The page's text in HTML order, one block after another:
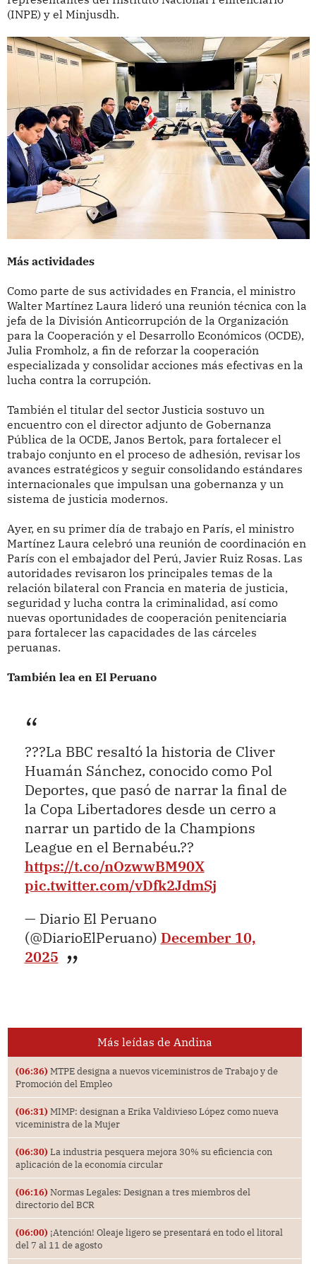
(INPE) y el Minjusdh.
Más actividades
Como parte de sus actividades en Francia, el ministro
Walter Martínez Laura lideró una reunión técnica con la
jefa de la División Anticorrupción de la Organización
para la Cooperación y el Desarrollo Económicos (OCDE),
Julia Fromholz, a fin de reforzar la cooperación
especializada y consolidar acciones más efectivas en la
lucha contra la corrupción.
También el titular del sector Justicia sostuvo un
encuentro con el director adjunto de Gobernanza
Pública de la OCDE, Janos Bertok, para fortalecer el
trabajo conjunto en el proceso de adhesión, revisar los
avances estratégicos y seguir consolidando estándares
internacionales que impulsan una gobernanza y un
sistema de justicia modernos.
Ayer, en su primer día de trabajo en París, el ministro
Martínez Laura celebró una reunión de coordinación en
París con el embajador del Perú, Javier Ruiz Rosas. Las
autoridades revisaron los principales temas de la
relación bilateral con Francia en materia de justicia,
seguridad y lucha contra la criminalidad, así como
nuevas oportunidades de cooperación penitenciaria
para fortalecer las capacidades de las cárceles
peruanas.
También lea en El Peruano
???La BBC resaltó la historia de Cliver
Huamán Sánchez, conocido como Pol
Deportes, que pasó de narrar la final de
la Copa Libertadores desde un cerro a
narrar un partido de la Champions
League en el Bernabéu.??
https://t.co/nOzwwBM90X
pic.twitter.com/vDfk2JdmSj
— Diario El Peruano
(@DiarioElPeruano) December 10,
2025
Más leídas de Andina
(06:36) MTPE designa a nuevos viceministros de Trabajo y de
Promoción del Empleo
(06:31) MIMP: designan a Erika Valdivieso López como nueva
viceministra de la Mujer
(06:30) La industria pesquera mejora 30% su eficiencia con
aplicación de la economía circular
(06:16) Normas Legales: Designan a tres miembros del
directorio del BCR
(06:00) ¡Atención! Oleaje ligero se presentará en todo el litoral
del 7 al 11 de agosto